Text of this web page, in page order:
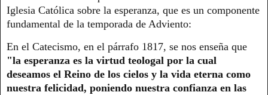
Iglesia Católica sobre la esperanza, que es un componente
fundamental de la temporada de Adviento:
En el Catecismo, en el párrafo 1817, se nos enseña que
"la esperanza es la virtud teologal por la cual
deseamos el Reino de los cielos y la vida eterna como
nuestra felicidad, poniendo nuestra confianza en las